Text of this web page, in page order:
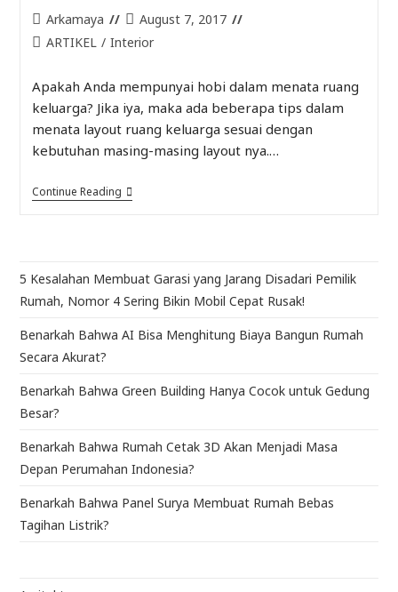
Arkamaya
August 7, 2017
ARTIKEL / Interior
Apakah Anda mempunyai hobi dalam menata ruang
keluarga? Jika iya, maka ada beberapa tips dalam
menata layout ruang keluarga sesuai dengan
kebutuhan masing-masing layout nya.…
Continue Reading
5 Kesalahan Membuat Garasi yang Jarang Disadari Pemilik
Rumah, Nomor 4 Sering Bikin Mobil Cepat Rusak!
Benarkah Bahwa AI Bisa Menghitung Biaya Bangun Rumah
Secara Akurat?
Benarkah Bahwa Green Building Hanya Cocok untuk Gedung
Besar?
Benarkah Bahwa Rumah Cetak 3D Akan Menjadi Masa
Depan Perumahan Indonesia?
Benarkah Bahwa Panel Surya Membuat Rumah Bebas
Tagihan Listrik?